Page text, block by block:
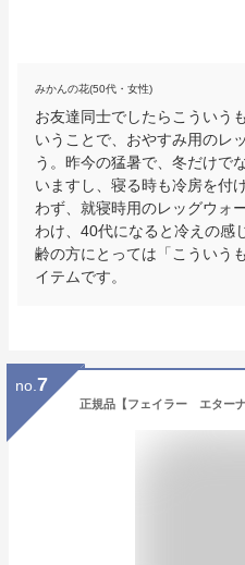
みかんの花(50代・女性)
お友達同士でしたらこういう
いうことで、おやすみ用のレ
う。昨今の猛暑で、冬だけで
いますし、寝る時も冷房を付
わず、就寝時用のレッグウォ
わけ、40代になると冷えの感
齢の方にとっては「こういう
イテムです。
no. 7